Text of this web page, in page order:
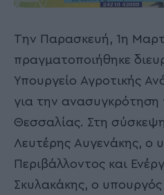
Την Παρασκευή, 1η
πραγματοποιήθηκε
Υπουργείο Αγροτικής
για την ανασυγκρότηση
Θεσσαλίας. Στη
Λευτέρης Αυγενάκης, ο
Περιβάλλοντος και
Σκυλακάκης, ο